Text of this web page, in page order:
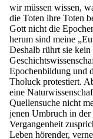
wir müssen wissen,
die Toten ihre Toten
Gott nicht die
herum sind meine
Deshalb rührt sie
Epochenbildung und
Tholuck protestiert.
eine
Quellensuche nicht
jenen Umbruch in
Vergangenheit
Leben hörender,